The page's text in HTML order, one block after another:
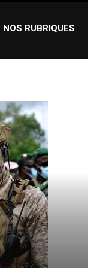
NOS RUBRIQUES